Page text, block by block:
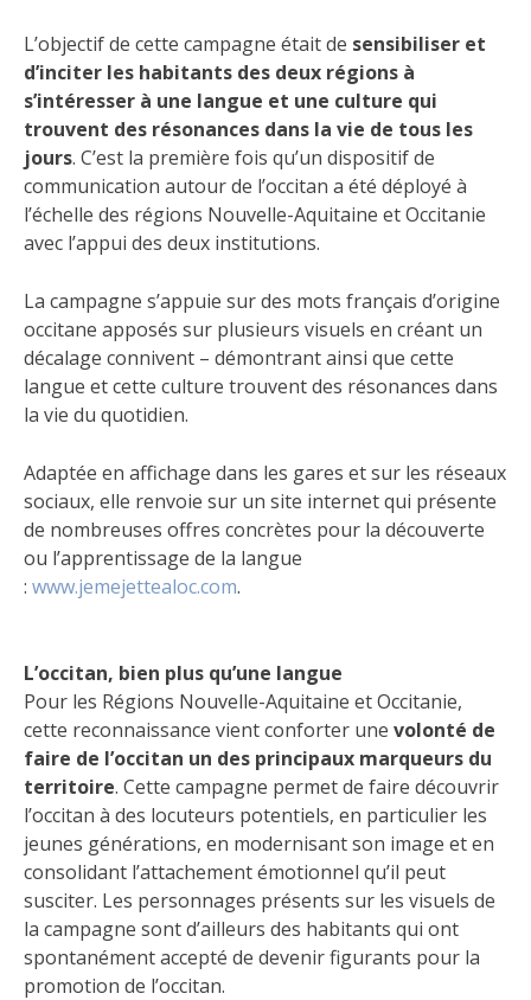
L’objectif de cette campagne était de sensibiliser et
d’inciter les habitants des deux régions à
s’intéresser à une langue et une culture qui
trouvent des résonances dans la vie de tous les
jours. C’est la première fois qu’un dispositif de
communication autour de l’occitan a été déployé à
l’échelle des régions Nouvelle-Aquitaine et Occitanie
avec l’appui des deux institutions.
La campagne s’appuie sur des mots français d’origine
occitane apposés sur plusieurs visuels en créant un
décalage connivent – démontrant ainsi que cette
langue et cette culture trouvent des résonances dans
la vie du quotidien.
Adaptée en affichage dans les gares et sur les réseaux
sociaux, elle renvoie sur un site internet qui présente
de nombreuses offres concrètes pour la découverte
ou l’apprentissage de la langue
: www.jemejettealoc.com.
L’occitan, bien plus qu’une langue
Pour les Régions Nouvelle-Aquitaine et Occitanie,
cette reconnaissance vient conforter une volonté de
faire de l’occitan un des principaux marqueurs du
territoire. Cette campagne permet de faire découvrir
l’occitan à des locuteurs potentiels, en particulier les
jeunes générations, en modernisant son image et en
consolidant l’attachement émotionnel qu’il peut
susciter. Les personnages présents sur les visuels de
la campagne sont d’ailleurs des habitants qui ont
spontanément accepté de devenir figurants pour la
promotion de l’occitan.